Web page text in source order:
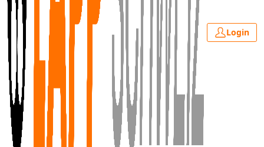
Login